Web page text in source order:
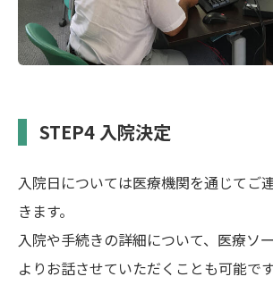
STEP4 入院決定
入院日については医療機関を通じてご
きます。
入院や手続きの詳細について、医療ソ
よりお話させていただくことも可能で